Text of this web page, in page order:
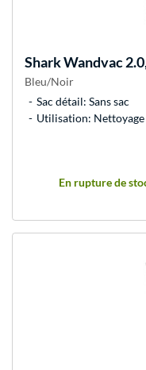
SharkWandvac
Bleu/Noir
Sac détail: Sans sac
Utilisation: Nettoyage
En rupture de